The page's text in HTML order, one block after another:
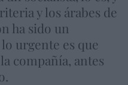
y los árabes de
ha sido un
urgente es que
compañía, antes